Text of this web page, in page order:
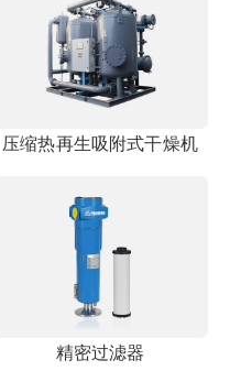
压缩热再生吸附式干燥机
精密过滤器